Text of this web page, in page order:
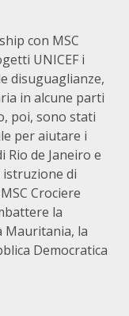
con MSC
UNICEF i
disuguaglianze,
in alcune parti
poi, sono stati
per aiutare i
Rio de Janeiro e
istruzione di
Crociere
la
Mauritania, la
Democratica